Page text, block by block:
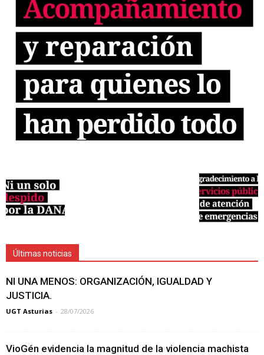
Últimas noticias
NI UNA MENOS: ORGANIZACIÓN, IGUALDAD Y
JUSTICIA.
UGT Asturias - 28/07/2026
VioGén evidencia la magnitud de la violencia machista